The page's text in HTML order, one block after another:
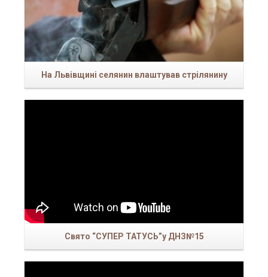
На Львівщині селянин влаштував стрілянину
Свято “СУПЕР ТАТУСЬ”у ДНЗ№15